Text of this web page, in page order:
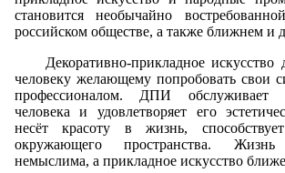
становится необычайно
российском обществе, а также ближнем и
Декоративно-прикладное
человеку желающему попробовать свои
профессионалом. ДПИ
человека и удовлетворяет его
несёт красоту в жизнь, способствует
окружающего пространства.
немыслима, а прикладное искусство ближе